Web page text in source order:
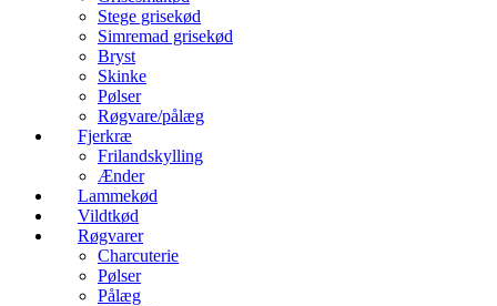
Stege grisekød
Simremad grisekød
Bryst
Skinke
Pølser
Røgvare/pålæg
Fjerkræ
Frilandskylling
Ænder
Lammekød
Vildtkød
Røgvarer
Charcuterie
Pølser
Pålæg